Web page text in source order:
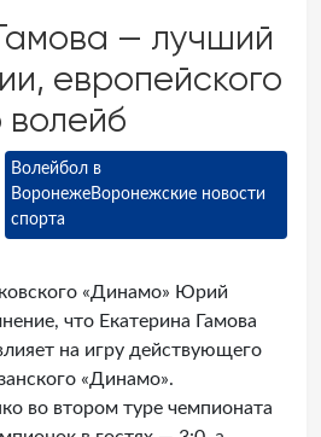
— лучший
европейского
волейб
Волейбол в
ВоронежеВоронежские новости
спорта
«Динамо» Юрий
что Екатерина Гамова
на игру действующего
«Динамо».
во втором туре чемпионата